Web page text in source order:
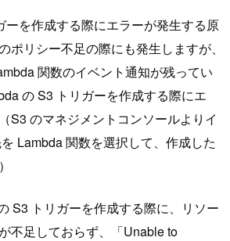
ーを作成する際にエラーが発生する原
ポリシー不足の際にも発生しますが、
関数のイベント通知が残ってい
の S3 トリガーを作成する際にエ
S3 のマネジメントコンソールよりイ
Lambda 関数を選択して、作成した
S3 トリガーを作成する際に、リソー
不足しておらず、「Unable to